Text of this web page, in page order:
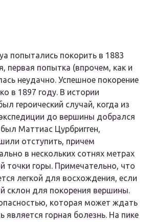
попытались покорить в 1883
первая попытка (впрочем, как и
неудачно. Успешное покорение
в 1897 году. В истории
героический случай, когда из
до вершины добрался
Маттиас Цурбригген,
отступить, причем
в нескольких сотнях метрах
точки горы. Примечательно, что
легкой для восхождения, если
склон для покорения вершины.
которая может ждать
является горная болезнь. На пике